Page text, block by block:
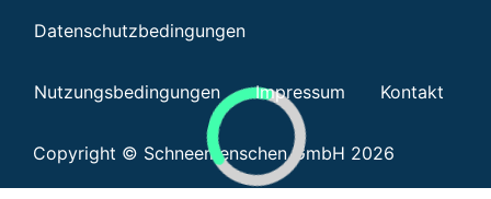
Datenschutzbedingungen
Nutzungsbedingungen Impressum Kontakt
Copyright © Schneemenschen GmbH 2026